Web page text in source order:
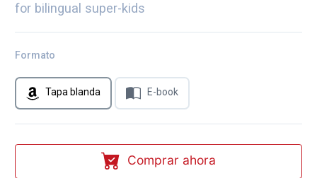
for bilingual super-kids
Formato
Tapa blanda E-book
Comprar ahora